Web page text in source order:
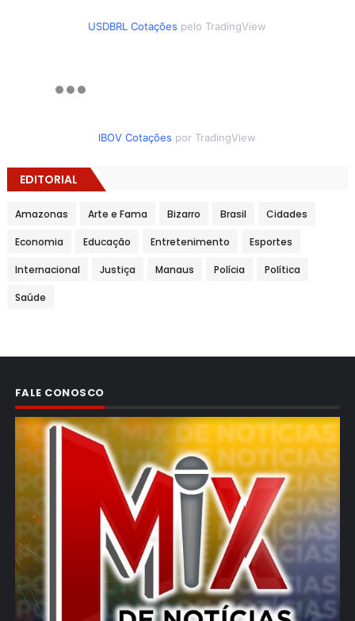
USDBRL Cotações pelo TradingView
IBOV Cotações por TradingView
EDITORIAL
Amazonas Arte e Fama Bizarro Brasil Cidades
Economia Educação Entretenimento Esportes
Internacional Justiça Manaus Polícia Política
Saúde
FALE CONOSCO